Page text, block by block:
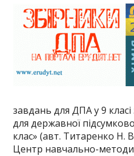
завдань для ДПА у 9 класі
для державної підсумкової
клас» (авт. Титаренко Н.
Центр навчально-